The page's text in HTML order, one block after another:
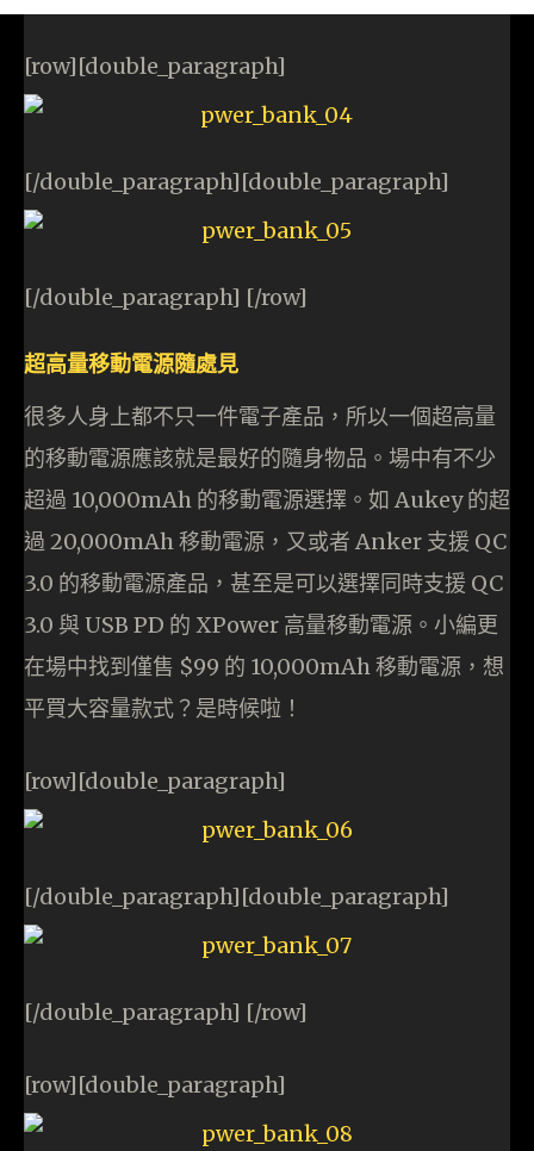
[row][double_paragraph]
[/double_paragraph][double_paragraph]
[/double_paragraph] [/row]
超高量移動電源隨處見
很多人身上都不只一件電子產品，所以一個超高量
的移動電源應該就是最好的隨身物品。場中有不少
超過 10,000mAh 的移動電源選擇。如 Aukey 的超
過 20,000mAh 移動電源，又或者 Anker 支援 QC
3.0 的移動電源產品，甚至是可以選擇同時支援 QC
3.0 與 USB PD 的 XPower 高量移動電源。小編更
在場中找到僅售 $99 的 10,000mAh 移動電源，想
平買大容量款式？是時候啦！
[row][double_paragraph]
[/double_paragraph][double_paragraph]
[/double_paragraph] [/row]
[row][double_paragraph]